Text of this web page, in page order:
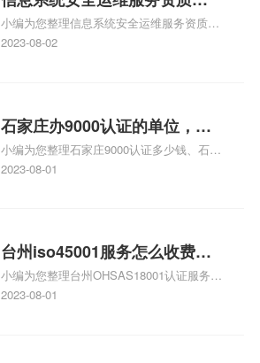
级费用，信息系统安全运维服
务资质二级
小编为您整理信息系统安全运维服务资质认
证证书机构有哪些、安全运维服务资质的费
体系认证知识，详情可查看下方正文！
2023-08-02
石家庄办9000认证的单位，石
家庄9000认证的公司
小编为您整理石家庄9000认证多少钱、石家
庄9000认证价格多少钱、石家庄9000认证
2023-08-01
台州iso45001服务怎么收费，
台州iso45001认证服务怎么收
费
小编为您整理台州OHSAS18001认证服务中
心哪家收费便宜、台州ISO9000认证，哪个
2023-08-01